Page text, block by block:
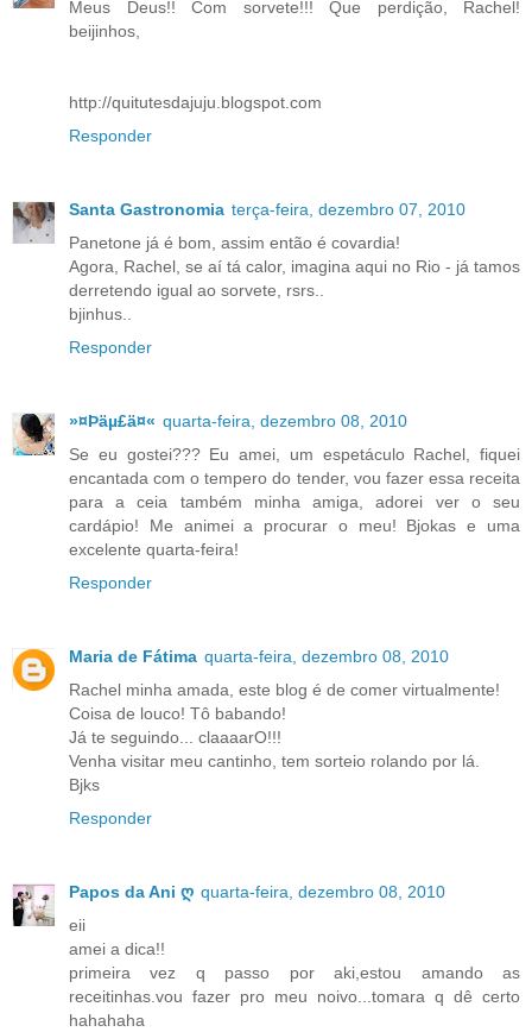
Meus Deus!! Com sorvete!!! Que perdição, Rachel!
beijinhos,
http://quitutesdajuju.blogspot.com
Responder
Santa Gastronomia terça-feira, dezembro 07, 2010
Panetone já é bom, assim então é covardia!
Agora, Rachel, se aí tá calor, imagina aqui no Rio - já tamos
derretendo igual ao sorvete, rsrs..
bjinhus..
Responder
»¤Þäµ£ä¤« quarta-feira, dezembro 08, 2010
Se eu gostei??? Eu amei, um espetáculo Rachel, fiquei
encantada com o tempero do tender, vou fazer essa receita
para a ceia também minha amiga, adorei ver o seu
cardápio! Me animei a procurar o meu! Bjokas e uma
excelente quarta-feira!
Responder
Maria de Fátima quarta-feira, dezembro 08, 2010
Rachel minha amada, este blog é de comer virtualmente!
Coisa de louco! Tô babando!
Já te seguindo... claaaarO!!!
Venha visitar meu cantinho, tem sorteio rolando por lá.
Bjks
Responder
Papos da Ani ღ quarta-feira, dezembro 08, 2010
eii
amei a dica!!
primeira vez q passo por aki,estou amando as
receitinhas.vou fazer pro meu noivo...tomara q dê certo
hahahaha